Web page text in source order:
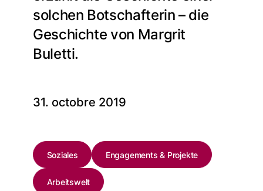
solchen Botschafterin – die
Geschichte von Margrit
Buletti.
31. octobre 2019
Soziales Engagements & Projekte
Arbeitswelt